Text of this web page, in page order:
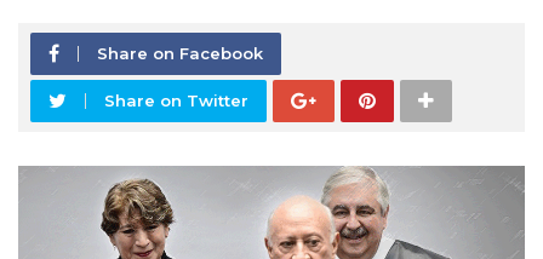
Share on Facebook
Share on Twitter